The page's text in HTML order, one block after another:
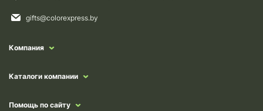
gifts@colorexpress.by
Компания
Каталоги компании
Помощь по сайту